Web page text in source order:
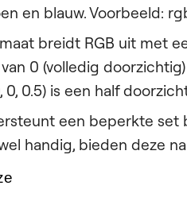
en blauw. Voorbeeld:
breidt RGB uit met
0 (volledig
0, 0.5) is een half
een beperkte set
handig, bieden deze